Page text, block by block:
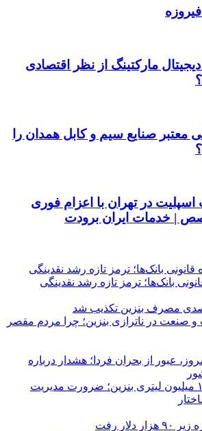
دیجیتال مارکتینگ از نظر اقتصادی
معتبر صنایع سیم و کابل همدان را
در تهران با اعزام فوری
| خدمات ایران برودت
بانک‌ها؛ ترمز تازه رشد نقدینگی
صنعت در ناترازی بنزین؛ چرا مردم مقصر
بحران ناترازی ۱۰ میلیون لیتری بنزین؛ ضرورت مدیریت